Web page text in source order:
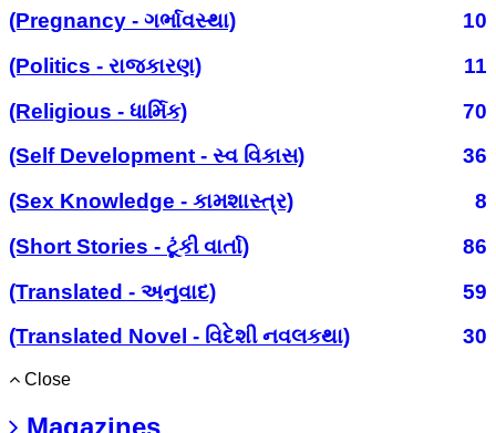
(Pregnancy - ગર્ભાવસ્થા)
10
(Politics - રાજકારણ)
11
(Religious - ધાર્મિક)
70
(Self Development - સ્વ વિકાસ)
36
(Sex Knowledge - કામશાસ્ત્ર)
8
(Short Stories - ટૂંકી વાર્તા)
86
(Translated - અનુવાદ)
59
(Translated Novel - વિદેશી નવલકથા)
30
Close
Magazines